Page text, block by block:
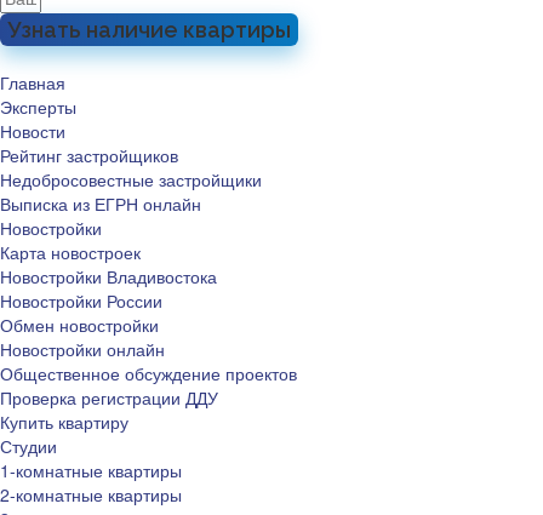
Узнать наличие квартиры
Главная
Эксперты
Новости
Рейтинг застройщиков
Недобросовестные застройщики
Выписка из ЕГРН онлайн
Новостройки
Карта новостроек
Новостройки Владивостока
Новостройки России
Обмен новостройки
Новостройки онлайн
Общественное обсуждение проектов
Проверка регистрации ДДУ
Купить квартиру
Студии
1-комнатные квартиры
2-комнатные квартиры